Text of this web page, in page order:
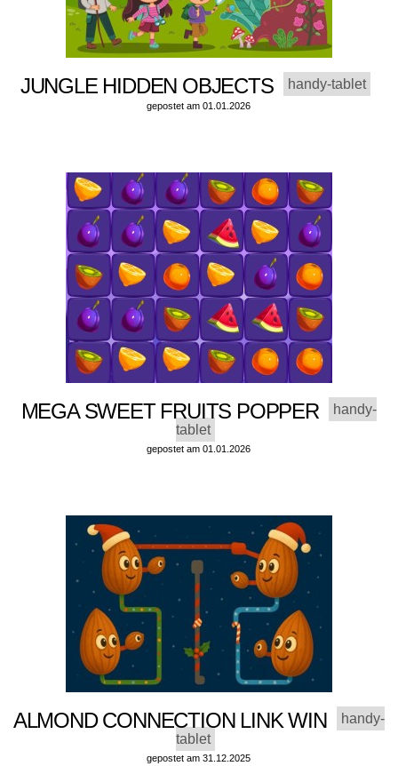
JUNGLE HIDDEN OBJECTS handy-tablet
gepostet am 01.01.2026
MEGA SWEET FRUITS POPPER
handy-
tablet
gepostet am 01.01.2026
ALMOND CONNECTION LINK WIN
handy-
tablet
gepostet am 31.12.2025